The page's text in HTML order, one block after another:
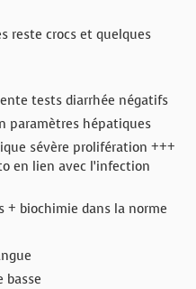
reste crocs et quelques
tests diarrhée négatifs
paramètres hépatiques
sévère prolifération +++
en lien avec l’infection
+ biochimie dans la norme
basse